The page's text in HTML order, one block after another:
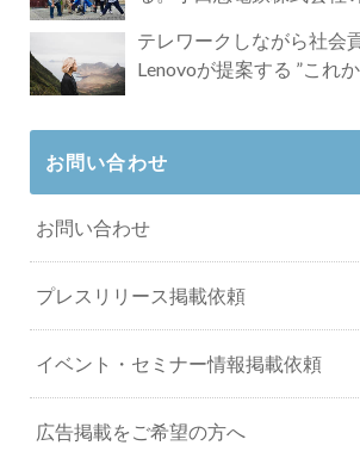
テレワークしながら社会
Lenovoが提案する ”これ
お問い合わせ
お問い合わせ
プレスリリース掲載依頼
イベント・セミナー情報掲載依頼
広告掲載をご希望の方へ